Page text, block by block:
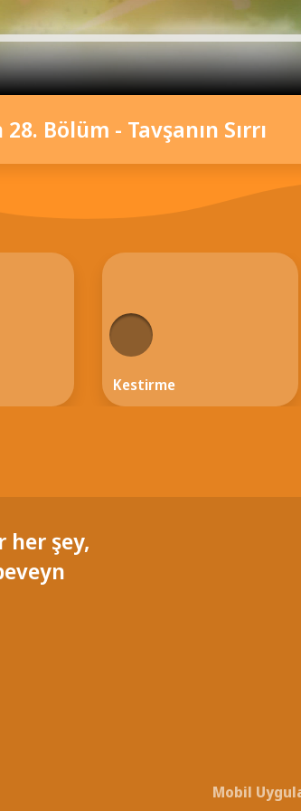
Bölüm - Tavşanın Sırrı
Kestirme
her şey,
Mobil